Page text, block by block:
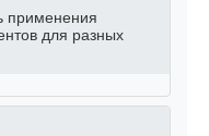
применения
для разных